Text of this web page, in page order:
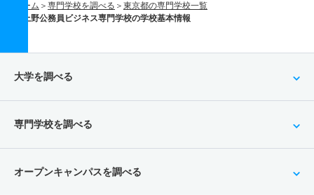
ホーム 専門学校を調べる
東京都の専門学校一覧
上野公務員ビジネス専門学校の学校基本情報
大学を調べる
専門学校を調べる
オープンキャンパスを調べる